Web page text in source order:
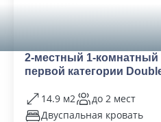
2-местный 1-комнатный
первой категории
14.9 м2
до 2 мест
Двуспальная кровать